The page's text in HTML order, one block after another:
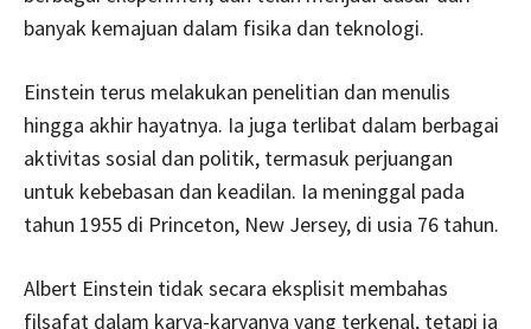
banyak kemajuan dalam fisika dan teknologi.
Einstein terus melakukan penelitian dan menulis
hingga akhir hayatnya. Ia juga terlibat dalam berbagai
aktivitas sosial dan politik, termasuk perjuangan
untuk kebebasan dan keadilan. Ia meninggal pada
tahun 1955 di Princeton, New Jersey, di usia 76 tahun.
Albert Einstein tidak secara eksplisit membahas
filsafat dalam karya-karyanya yang terkenal, tetapi ia